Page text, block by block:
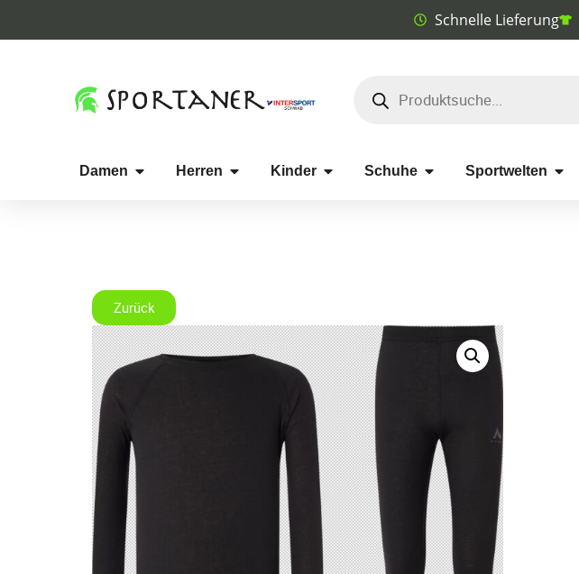
Schnelle Lieferung
Damen Herren Kinder Schuhe Sportwelten
Zurück